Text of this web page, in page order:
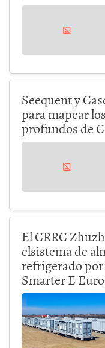
Seequent y
para mapear
profundos de
El CRRC
elsistema de
refrigerado
Smarter E